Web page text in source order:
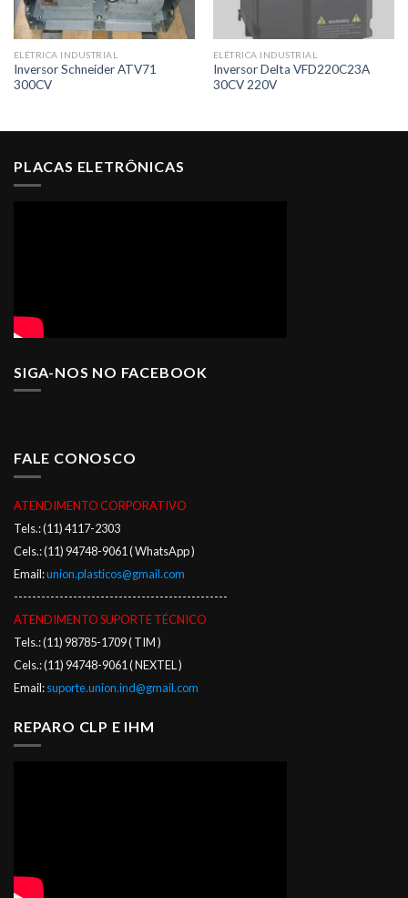
ELÉTRICA INDUSTRIAL
Inversor Schneider ATV71
300CV
ELÉTRICA INDUSTRIAL
Inversor Delta VFD220C23A
30CV 220V
PLACAS ELETRÔNICAS
SIGA-NOS NO FACEBOOK
FALE CONOSCO
ATENDIMENTO CORPORATIVO
Tels.: (11) 4117-2303
Cels.: (11) 94748-9061 ( WhatsApp )
Email:union.plasticos@gmail.com
-----------------------------------------------
ATENDIMENTO SUPORTE TÉCNICO
Tels.: (11) 98785-1709 ( TIM )
Cels.: (11) 94748-9061 ( NEXTEL )
Email:suporte.union.ind@gmail.com
REPARO CLP E IHM